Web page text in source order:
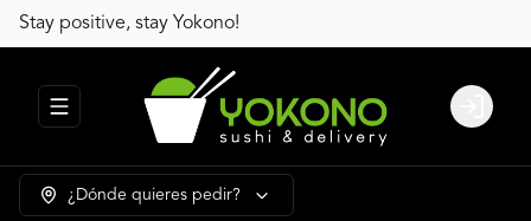
Stay positive, stay Yokono!
Abrir menu de navegación Login
¿Dónde quieres pedir?